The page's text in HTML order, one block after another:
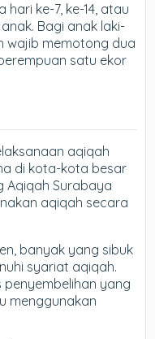
ke-7, ke-14, atau
Bagi anak laki-
wajib memotong dua
satu ekor
aqiqah
di kota-kota besar
Aqiqah Surabaya
aqiqah secara
banyak yang sibuk
syariat aqiqah.
penyembelihan yang
menggunakan